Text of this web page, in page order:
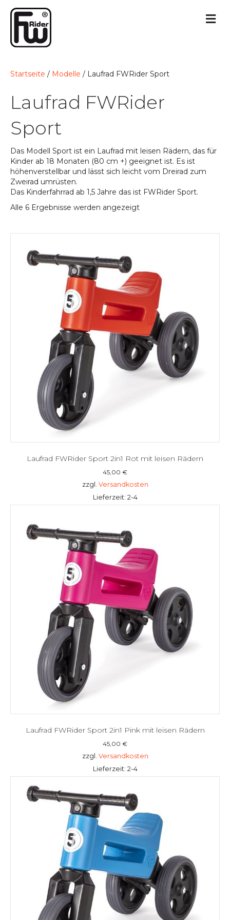
Startseite / Modelle / Laufrad FWRider Sport
Laufrad FWRider
Sport
Das Modell Sport ist ein Laufrad mit leisen Rädern, das für
Kinder ab 18 Monaten (80 cm +) geeignet ist. Es ist
höhenverstellbar und lässt sich leicht vom Dreirad zum
Zweirad umrüsten.
Das Kinderfahrrad ab 1,5 Jahre das ist FWRider Sport.
Alle 6 Ergebnisse werden angezeigt
Laufrad FWRider Sport 2in1 Rot mit leisen Rädern
45,00 €
zzgl. Versandkosten
Lieferzeit: 2-4
Laufrad FWRider Sport 2in1 Pink mit leisen Rädern
45,00 €
zzgl. Versandkosten
Lieferzeit: 2-4